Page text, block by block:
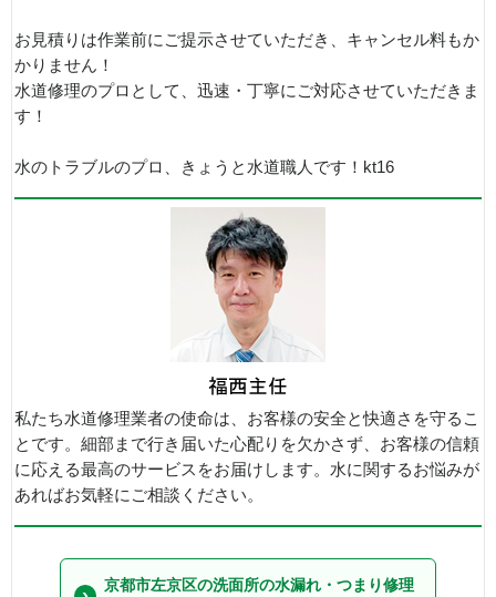
お見積りは作業前にご提示させていただき、キャンセル料もか
かりません！
水道修理のプロとして、迅速・丁寧にご対応させていただきま
す！
水のトラブルのプロ、きょうと水道職人です！kt16
私たち水道修理業者の使命は、お客様の安全と快適さを守るこ
とです。細部まで行き届いた心配りを欠かさず、お客様の信頼
に応える最高のサービスをお届けします。水に関するお悩みが
あればお気軽にご相談ください。
京都市左京区の洗面所の水漏れ・つまり修理